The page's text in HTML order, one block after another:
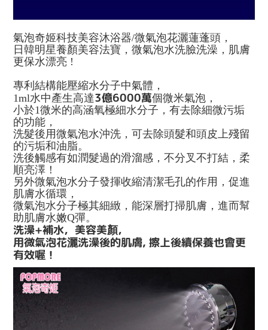
氣泡奇姬科技美容沐浴器/微氣泡花灑蓮蓬頭，
日韓明星養顏美容法寶，微氣泡水洗臉洗澡，肌膚
更保水漂亮 !
專利結構能壓縮水分子中氣體，
1ml水中產生高達3億6000萬個微米氣泡，
小於1微米的高涵氧極細水分子，有去除細微污垢
的功能，
洗髮後用微氣泡水沖洗，可去除頭髮和頭皮上殘留
的污垢和油脂。
洗後觸感有如潤髮過的滑溜感，不分叉不打結，柔
順亮澤！
另外微氣泡水分子發揮收縮清潔毛孔的作用，促進
肌膚水循環，
微氣泡水分子極其細緻，能深層打掃肌膚，進而幫
助肌膚水嫩Q彈。
洗澡+補水，美容美顏，
用微氣泡花灑洗澡後的肌膚, 擦上後續保養也會更
有效喔！